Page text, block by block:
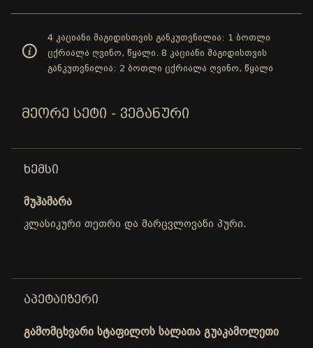
4 კაციანი მაგიდისთვის განკუთვნილია: 1 ბოთლი
ცქრიალა ღვინო, წყალი. 8 კაციანი მაგიდისთვის
განკუთვნილია: 2 ბოთლი ცქრიალა ღვინო, წყალი
ᲛᲔᲝᲠᲔ ᲡᲔᲢᲘ - ᲕᲔᲒᲐᲜᲣᲠᲘ
ᲮᲔᲛᲡᲘ
მუჰამარა
კლასიკური თეთრი და მარცვლოვანი პური.
ᲐᲞᲔᲢᲐᲘᲖᲔᲠᲘ
გამომცხვარი სტაფილოს სალათა გუაკამოლეთი